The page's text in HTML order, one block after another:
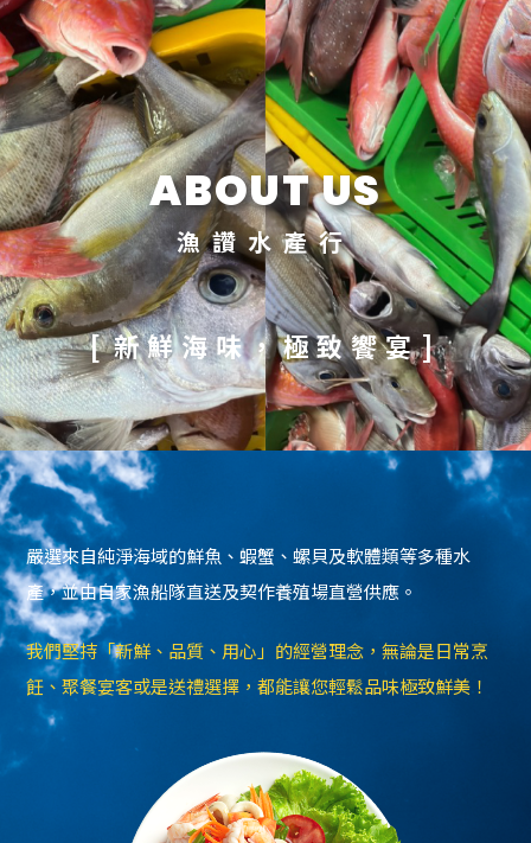
雲林海鮮團購
ABOUT US
漁讚水產行
[新鮮海味，極致饗宴]
嚴選來自純淨海域的鮮魚、蝦蟹、螺貝及軟體類等多種水
產，並由自家漁船隊直送及契作養殖場直營供應。
我們堅持「新鮮、品質、用心」的經營理念，無論是日常烹
飪、聚餐宴客或是送禮選擇，都能讓您輕鬆品味極致鮮美！